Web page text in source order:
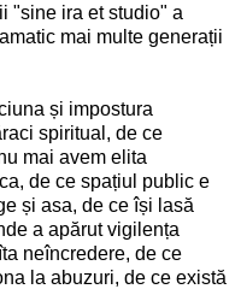
"sine ira et studio" a
mai multe generații
și impostura
spiritual, de ce
mai avem elita
de ce spațiul public e
și asa, de ce își lasă
a apărut vigilența
neîncredere, de ce
la abuzuri, de ce există